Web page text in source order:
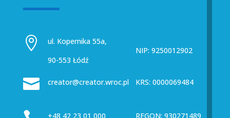

ul. Kopernika 55a,
90-553 Łódź
NIP: 9250012902
 creator@creator.wroc.pl KRS: 0000069484
+48 42 23 01 000 REGON: 930271489